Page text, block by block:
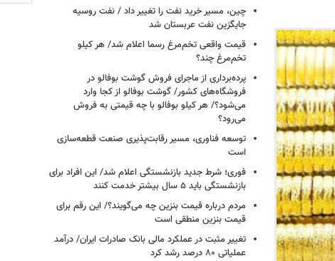
چین، مسیر خرید نفت را تغییر داد / نفت روسیه
جایگزین نفت عربستان شد
قیمت واقعی تخم‌مرغ رسما اعلام شد/ هر کیلو
تخم‌مرغ چند؟
پرده‌برداری از ماجرای فروش گوشت بوفالو در
فروشگاه‌های کشور/ گوشت بوفالو از کجا وارد
می‌شود؟/ هر کیلو بوفالو با چه قیمتی به فروش
می‌رود؟
توسعه فناوری، مسیر رقابت‌پذیری صنعت قطعه‌سازی
است
فوری؛ شرط جدید بازنشستگی اعلام شد/ این افراد برای
بازنشستگی باید ۵ سال بیشتر خدمت کنند
مردم درباره قیمت بنزین چه می‌گویند؟/ این رقم برای
قیمت بنزین منطقی است
تغییر مثبت در عملکرد مالی بانک صادرات ایران/ درآمد
عملیاتی ۸۰ درصد رشد کرد